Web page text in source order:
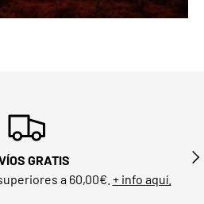
GRATIS
a 60,00€. + info aquí.